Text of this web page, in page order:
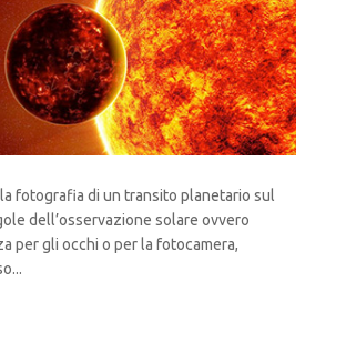
la fotografia di un transito planetario sul
dell’osservazione solare ovvero
per gli occhi o per la fotocamera,